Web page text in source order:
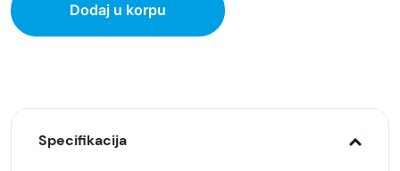
Dodaj u korpu
Specifikacija